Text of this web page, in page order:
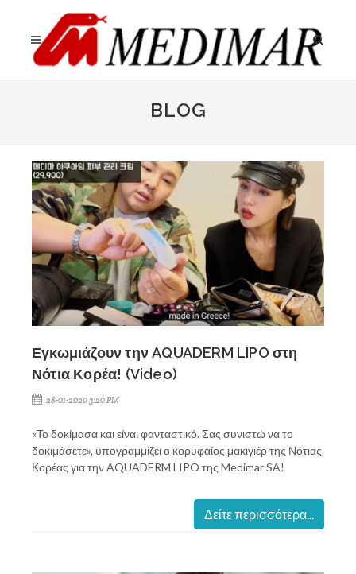
BLOG
Εγκωμιάζουν την AQUADERM LIPO στη
Νότια Κορέα! (Video)
28-01-2020 3:20 PM
«Το δοκίμασα και είναι φανταστικό. Σας συνιστώ να το
δοκιμάσετε», υπογραμμίζει ο κορυφαίος μακιγιέρ της Νότιας
Κορέας για την AQUADERM LIPO της Medimar SA!
Δείτε περισσότερα...